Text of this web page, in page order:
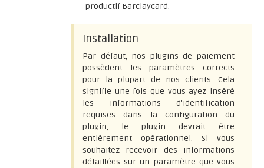
productif Barclaycard.
Installation
Par défaut, nos plugins de paiement
possèdent les paramètres corrects
pour la plupart de nos clients. Cela
signifie une fois que vous ayez inséré
les informations d'identification
requises dans la configuration du
plugin, le plugin devrait être
entièrement opérationnel. Si vous
souhaitez recevoir des informations
détaillées sur un paramètre que vous